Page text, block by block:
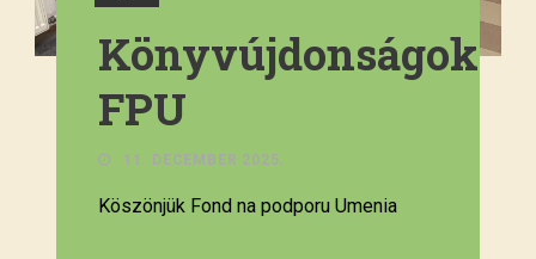
Könyvújdonságok
FPU
11. DECEMBER 2025.
Köszönjük Fond na podporu Umenia